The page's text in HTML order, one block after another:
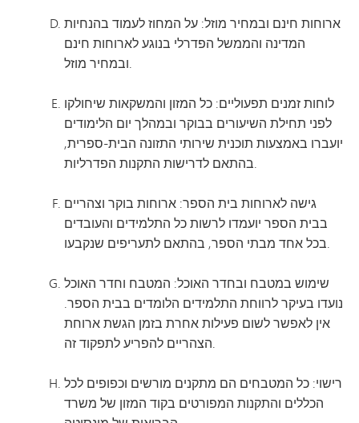
ארוחות חינם ובמחיר מוזל: על המחוז לעמוד בהנחיות
המדינה והממשל הפדרלי בנוגע לארוחות חינם
ובמחיר מוזל.
לוחות זמנים תפעוליים: כל המזון והמשקאות שיחולקו
לפני תחילת השיעורים בבוקר ובמהלך יום הלימודים
יועברו באמצעות תוכנית שירותי התזונה הבית-ספרית,
בהתאם לדרישות התקנות הפדרליות.
גישה לארוחות בית הספר: ארוחות בוקר וצהריים
בבית הספר יועמדו לרשות כל התלמידים והעובדים
בכל אחד מבתי הספר, בהתאם לתעריפים שנקבעו.
שימוש במטבח ובחדר האוכל: המטבח וחדר האוכל
נועדו בעיקר לרווחת התלמידים הלומדים בבית הספר.
אין לאפשר לשום פעילות אחרת בזמן הגשת ארוחת
הצהריים להפריע לתפקוד זה.
רישוי: כל המטבחים הם מתקנים מורשים וכפופים לכל
הכללים והתקנות המפורטים בקוד המזון של משרד